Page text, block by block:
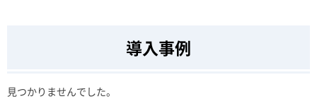
導入事例
見つかりませんでした。